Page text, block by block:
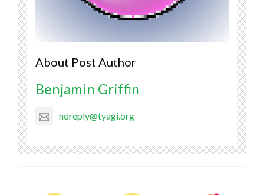
About Post Author
Benjamin Griffin
noreply@tyagi.org